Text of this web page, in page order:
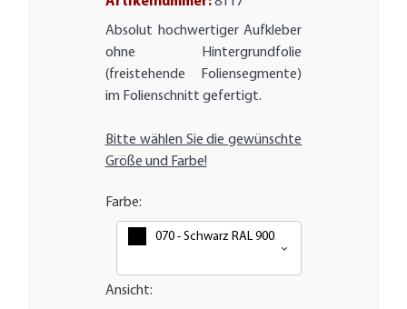
Absolut hochwertiger Aufkleber
ohne Hintergrundfolie
(freistehende Foliensegmente)
im Folienschnitt gefertigt.
Bitte wählen Sie die gewünschte
Größe und Farbe!
Farbe:
070 - Schwarz RAL 9005
Ansicht: